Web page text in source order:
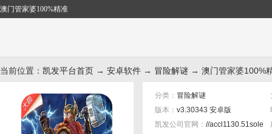
澳门管家婆100%精准
当前位置： 凯发平台首页 → 安卓软件 → 冒险解谜 → 澳门管家婆100%
分类： 冒险解谜
版本： v3.30343 安卓版
凯发公司官网： //